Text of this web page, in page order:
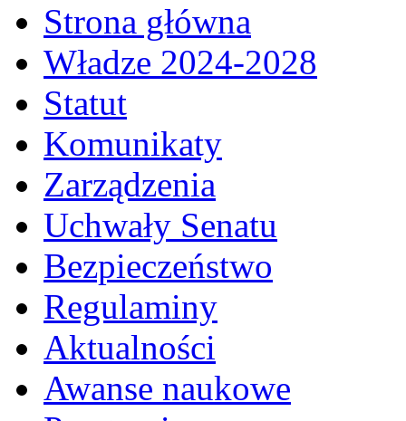
Strona główna
Władze 2024-2028
Statut
Komunikaty
Zarządzenia
Uchwały Senatu
Bezpieczeństwo
Regulaminy
Aktualności
Awanse naukowe